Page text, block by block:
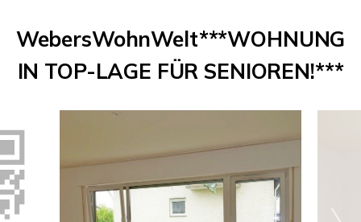
WebersWohnWelt***WOHNUNG
IN TOP-LAGE FÜR SENIOREN!***